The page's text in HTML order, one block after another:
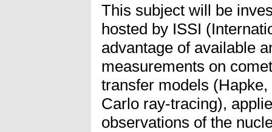
This subject will be
hosted by ISSI
advantage of available
measurements on
transfer models
Carlo ray-tracing),
observations of the